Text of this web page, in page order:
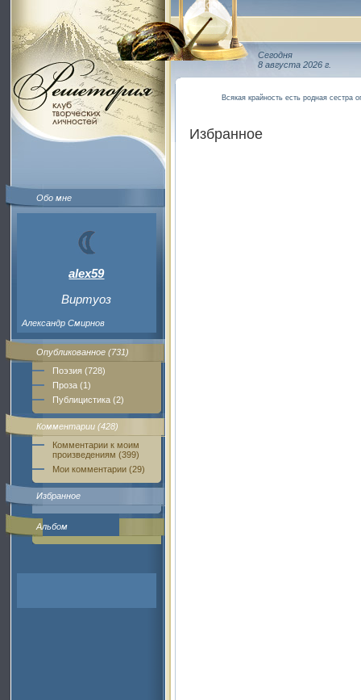
Обо мне
alex59
Виртуоз
Александр Смирнов
Опубликованное (731)
Поэзия (728)
Проза (1)
Публицистика (2)
Комментарии (428)
Комментарии к моим
произведениям (399)
Мои комментарии (29)
Избранное
Альбом
Сегодня
8 августа 2026 г.
Всякая крайность есть родная сестра
Избранное